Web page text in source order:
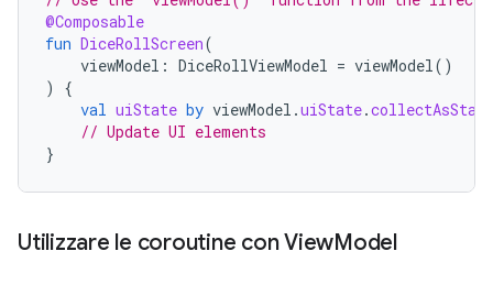
@Composable
fun DiceRollScreen(
viewModel : DiceRollViewModel = viewModel()
)
{
val uiState by viewModel .uiState.
// Update UI elements
}
Utilizzare le coroutine con ViewModel